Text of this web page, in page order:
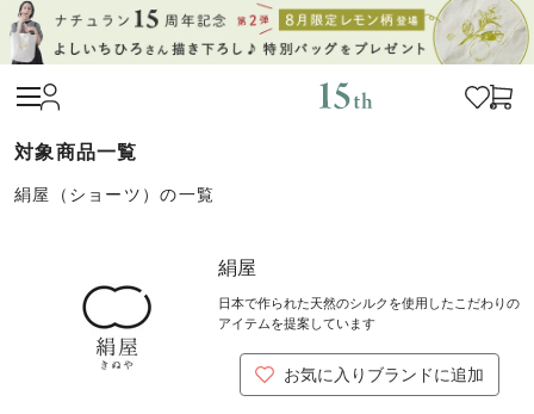
絹屋（ショーツ）の一覧
絹屋
日本で作られた天然のシルクを使用したこだわりの
アイテムを提案しています
お気に入りブランドに追加